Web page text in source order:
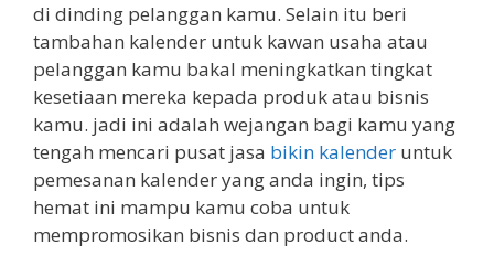
di dinding pelanggan kamu. Selain itu beri
tambahan kalender untuk kawan usaha atau
pelanggan kamu bakal meningkatkan tingkat
kesetiaan mereka kepada produk atau bisnis
kamu. jadi ini adalah wejangan bagi kamu yang
tengah mencari pusat jasa bikin kalender untuk
pemesanan kalender yang anda ingin, tips
hemat ini mampu kamu coba untuk
mempromosikan bisnis dan product anda.